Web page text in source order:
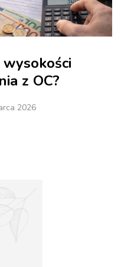
z OC?
2026